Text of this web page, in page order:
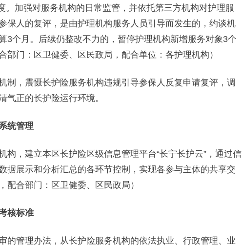
加强对服务机构的日常监管，并依托第三方机构对护理服
保人的复评，是由护理机构服务人员引导而发生的，约谈机
3个月。后续仍整改不力的，暂停护理机构新增服务对象3个
部门：区卫健委、区民政局，配合单位：各护理机构）
，震慑长护险服务机构违规引导参保人反复申请复评，调
气正的长护险运行环境。
统管理
，建立本区长护险区级信息管理平台“长宁长护云”，通过信
据展示和分析汇总的各环节控制，实现各参与主体的共享交
配合部门：区卫健委、区民政局）
核标准
管理办法，从长护险服务机构的依法执业、行政管理、业